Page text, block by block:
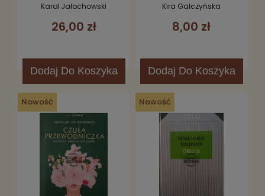
naszych czasów
Karol Jałochowski
26,00 zł
Dodaj Do Koszyka
Kira Gałczyńska
8,00 zł
Dodaj Do Koszyka
Nowość Nowość